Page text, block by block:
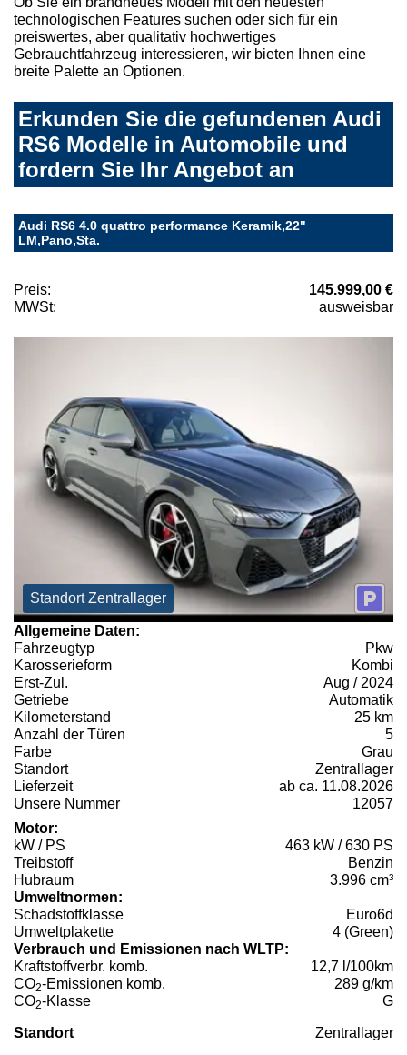
technologischen Features suchen oder sich für ein
preiswertes, aber qualitativ hochwertiges
Gebrauchtfahrzeug interessieren, wir bieten Ihnen eine
breite Palette an Optionen.
Erkunden Sie die gefundenen Audi
RS6 Modelle in Automobile und
fordern Sie Ihr Angebot an
Audi RS6 4.0 quattro performance Keramik,22"
LM,Pano,Sta.
Preis:
145.999,00 €
MWSt:
ausweisbar
Standort Zentrallager
Allgemeine Daten:
Fahrzeugtyp
Pkw
Karosserieform
Kombi
Erst-Zul.
Aug / 2024
Getriebe
Automatik
Kilometerstand
25 km
Anzahl der Türen
5
Farbe
Grau
Standort
Zentrallager
Lieferzeit
ab ca. 11.08.2026
Unsere Nummer
12057
Motor:
kW / PS
463 kW / 630 PS
Treibstoff
Benzin
Hubraum
3.996 cm³
Umweltnormen:
Schadstoffklasse
Euro6d
Umweltplakette
4 (Green)
Verbrauch und Emissionen nach WLTP:
Kraftstoffverbr. komb.
12,7 l/100km
CO2-Emissionen komb.
289 g/km
CO2-Klasse G
Standort Zentrallager